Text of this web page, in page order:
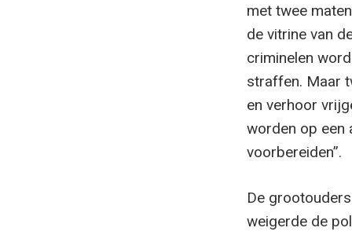
met twee
de vitrine van
criminelen
straffen. Maar
en verhoor
worden op een
voorbereiden”.
De
weigerde de